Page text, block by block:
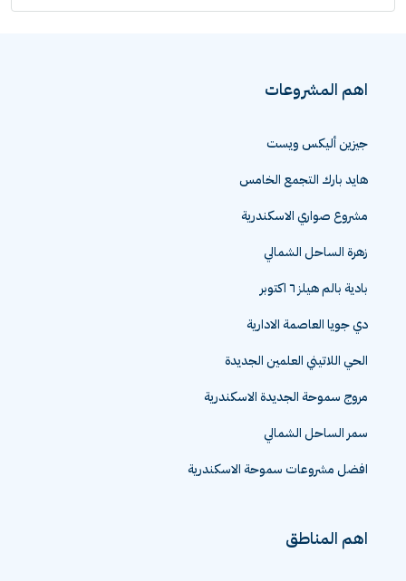
اهم المشروعات
جيزين أليكس ويست
هايد بارك التجمع الخامس
مشروع صواري الاسكندرية
زهرة الساحل الشمالي
بادية بالم هيلز ٦ اكتوبر
دي جويا العاصمة الادارية
الحي اللاتيني العلمين الجديدة
مروج سموحة الجديدة الاسكندرية
سمر الساحل الشمالي
افضل مشروعات سموحة الاسكندرية
اهم المناطق